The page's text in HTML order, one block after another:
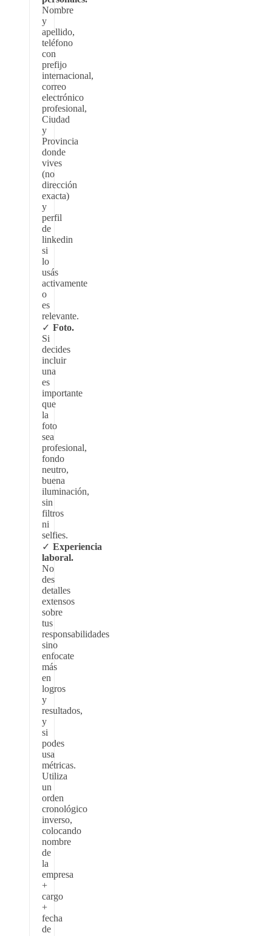
Nombre
y
apellido,
teléfono
con
prefijo
internacional,
correo
electrónico
profesional,
Ciudad
y
Provincia
donde
vives
(no
dirección
exacta)
y
perfil
de
linkedin
si
lo
usás
activamente
o
es
relevante.
Foto.
Si
decides
incluir
una
es
importante
que
la
foto
sea
profesional,
fondo
neutro,
buena
iluminación,
sin
filtros
ni
selfies.
Experiencia
laboral.
No
des
detalles
extensos
sobre
tus
responsabilidades
sino
enfocate
más
en
logros
y
resultados,
y
si
podes
usa
métricas.
Utiliza
un
orden
cronológico
inverso,
colocando
nombre
de
la
empresa
+
cargo
+
fecha
de